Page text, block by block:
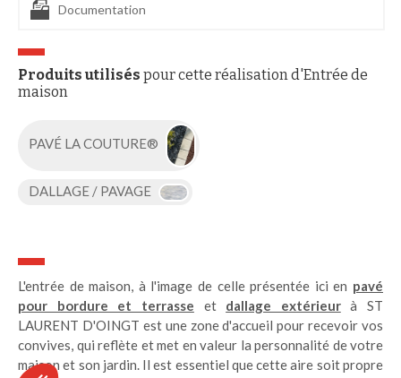
Documentation
Produits utilisés pour cette réalisation d'Entrée de
maison
PAVÉ LA COUTURE®
DALLAGE / PAVAGE
L'entrée de maison, à l'image de celle présentée ici en pavé
pour bordure et terrasse et dallage extérieurà ST
LAURENT D'OINGT est une zone d'accueil pour recevoir vos
convives, qui reflète et met en valeur la personnalité de votre
maison et son jardin. Il est essentiel que cette aire soit propre